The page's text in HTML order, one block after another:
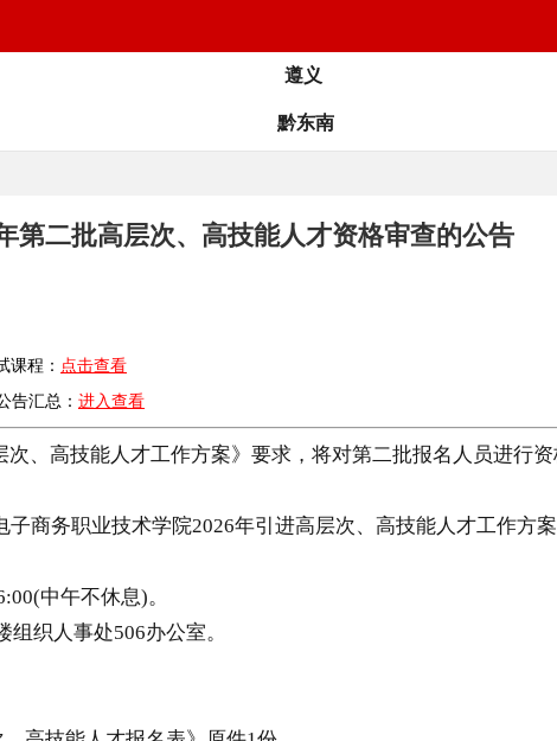
遵义
黔东南
第二批高层次、高技能人才资格审查的公告
课程： 点击查看
告汇总： 进入查看
、高技能人才工作方案》要求，将对第二批报名人员进行
子商务职业技术学院2026年引进高层次、高技能人才工作方
中午不休息)。
织人事处506办公室。